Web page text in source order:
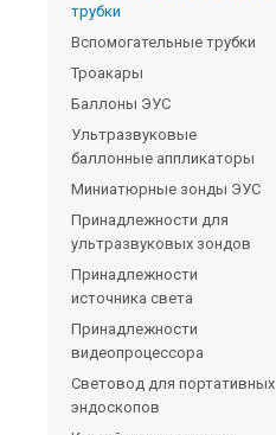
трубки
Вспомогательные трубки
Троакары
Баллоны ЭУС
Ультразвуковые
баллонные аппликаторы
Миниатюрные зонды ЭУС
Принадлежности для
ультразвуковых зондов
Принадлежности
источника света
Принадлежности
видеопроцессора
Световод для портативных
эндоскопов